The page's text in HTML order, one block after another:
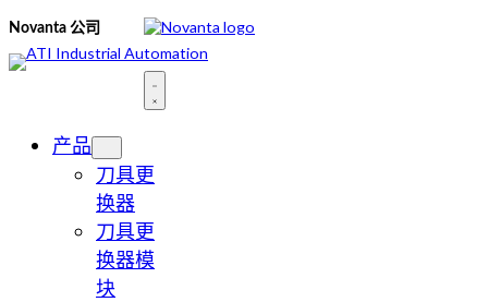
至
内
容
Novanta 公司
产品
刀具更
换器
刀具更
换器模
块